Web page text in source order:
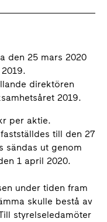
den 25 mars 2020
direktören
2019.
per aktie.
till den 27
sändas ut genom
1 april 2020.
under tiden fram
skulle bestå av
styrelseledamöter